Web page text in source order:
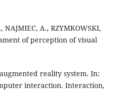
NAJMIEC, A., RZYMKOWSKI,
of perception of visual
reality system. In:
interaction. Interaction,